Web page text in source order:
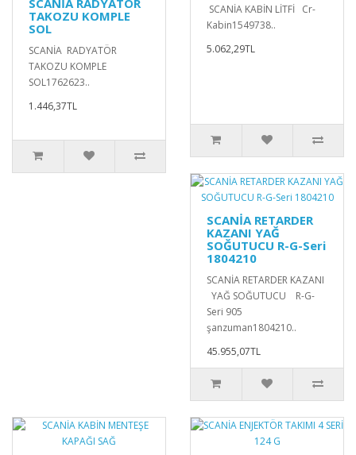
SCANİA RADYATÖR
TAKOZU KOMPLE
SOL
SCANİA RADYATÖR
TAKOZU KOMPLE
SOL1762623..
1.446,37TL
SCANİA KABİN LİTFİ Cr-
Kabin1549738..
5.062,29TL
SCANİA RETARDER
KAZANI YAĞ
SOĞUTUCU R-G-Seri
1804210
SCANİA RETARDER KAZANI
YAĞ SOĞUTUCU R-G-
Seri 905
şanzuman1804210..
45.955,07TL